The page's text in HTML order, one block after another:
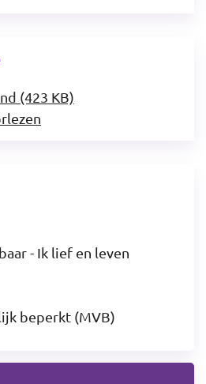
(423 KB)
- Ik lief en leven
beperkt (MVB)